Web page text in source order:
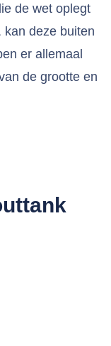
de wet oplegt
kan deze buiten
er allemaal
de grootte en